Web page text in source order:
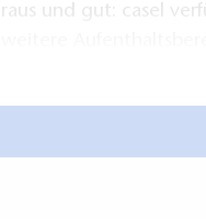
raus und gut: casel
weitere
SUPs, Fahrräder und
An der
besten und alles, was